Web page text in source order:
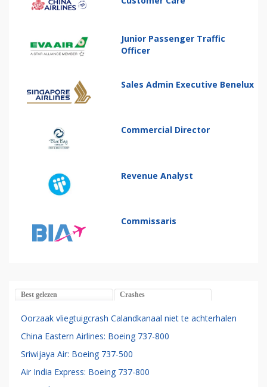
Junior Passenger Traffic
Officer
Sales Admin Executive Benelux
Commercial Director
Revenue Analyst
Commissaris
Best gelezen Crashes
Oorzaak vliegtuigcrash Calandkanaal niet te achterhalen
China Eastern Airlines: Boeing 737-800
Sriwijaya Air: Boeing 737-500
Air India Express: Boeing 737-800